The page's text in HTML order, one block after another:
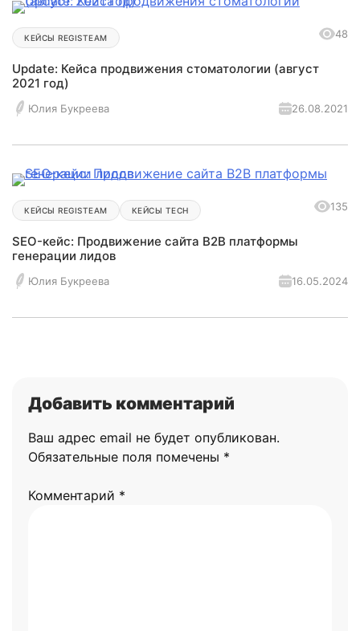
КЕЙСЫ REGISTEAM 48
Update: Кейса продвижения стоматологии (август
2021 год)
Юлия Букреева 26.08.2021
КЕЙСЫ REGISTEAM КЕЙСЫ TECH 135
SEO-кейс: Продвижение сайта B2B платформы
генерации лидов
Юлия Букреева 16.05.2024
Добавить комментарий
Ваш адрес email не будет опубликован.
Обязательные поля помечены *
Комментарий *